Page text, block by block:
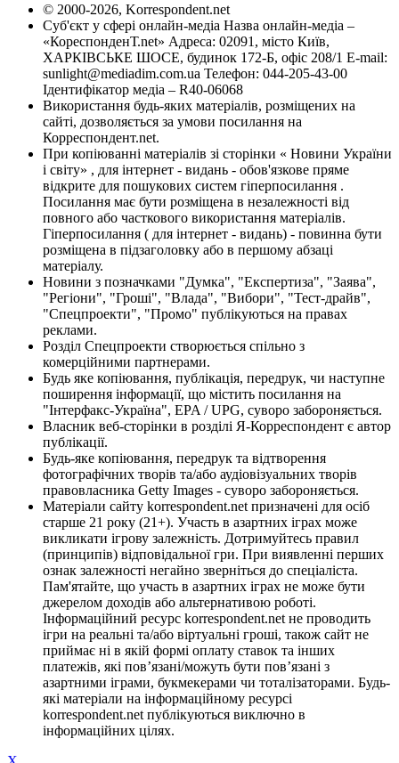
© 2000-2026, Korrespondent.net
Суб'єкт у сфері онлайн-медіа Назва онлайн-медіа –
«КореспонденТ.net» Адреса: 02091, місто Київ,
ХАРКІВСЬКЕ ШОСЕ, будинок 172-Б, офіс 208/1 E-mail:
sunlight@mediadim.com.ua Телефон: 044-205-43-00
Ідентифікатор медіа – R40-06068
Використання будь-яких матеріалів, розміщених на
сайті, дозволяється за умови посилання на
Корреспондент.net.
При копіюванні матеріалів зі сторінки « Новини України
і світу» , для інтернет - видань - обов'язкове пряме
відкрите для пошукових систем гіперпосилання .
Посилання має бути розміщена в незалежності від
повного або часткового використання матеріалів.
Гіперпосилання ( для інтернет - видань) - повинна бути
розміщена в підзаголовку або в першому абзаці
матеріалу.
Новини з позначками "Думка", "Експертиза", "Заява",
"Регіони", "Гроші", "Влада", "Вибори", "Тест-драйв",
"Спецпроекти", "Промо" публікуються на правах
реклами.
Розділ Спецпроекти створюється спільно з
комерційними партнерами.
Будь яке копіювання, публікація, передрук, чи наступне
поширення інформації, що містить посилання на
"Інтерфакс-Україна", EPA / UPG, суворо забороняється.
Власник веб-сторінки в розділі Я-Корреспондент є автор
публікації.
Будь-яке копіювання, передрук та відтворення
фотографічних творів та/або аудіовізуальних творів
правовласника Getty Images - суворо забороняється.
Матеріали сайту korrespondent.net призначені для осіб
старше 21 року (21+). Участь в азартних іграх може
викликати ігрову залежність. Дотримуйтесь правил
(принципів) відповідальної гри. При виявленні перших
ознак залежності негайно зверніться до спеціаліста.
Пам'ятайте, що участь в азартних іграх не може бути
джерелом доходів або альтернативою роботі.
Інформаційний ресурс korrespondent.net не проводить
ігри на реальні та/або віртуальні гроші, також сайт не
приймає ні в якій формі оплату ставок та інших
платежів, які пов’язані/можуть бути пов’язані з
азартними іграми, букмекерами чи тоталізаторами. Будь-
які матеріали на інформаційному ресурсі
korrespondent.net публікуються виключно в
інформаційних цілях.